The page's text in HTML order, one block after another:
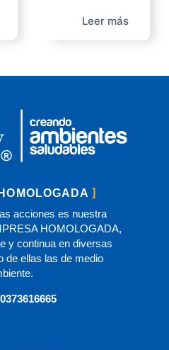
Leer más
acciones es nuestra
HOMOLOGADA,
y continua en diversas
de ellas las de medio